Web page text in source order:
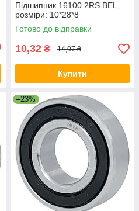
Підшипник 16100 2RS BEL,
розміри: 10*28*8
Готово до відправки
10,32 ₴ 14,07 ₴
Купити
–23%